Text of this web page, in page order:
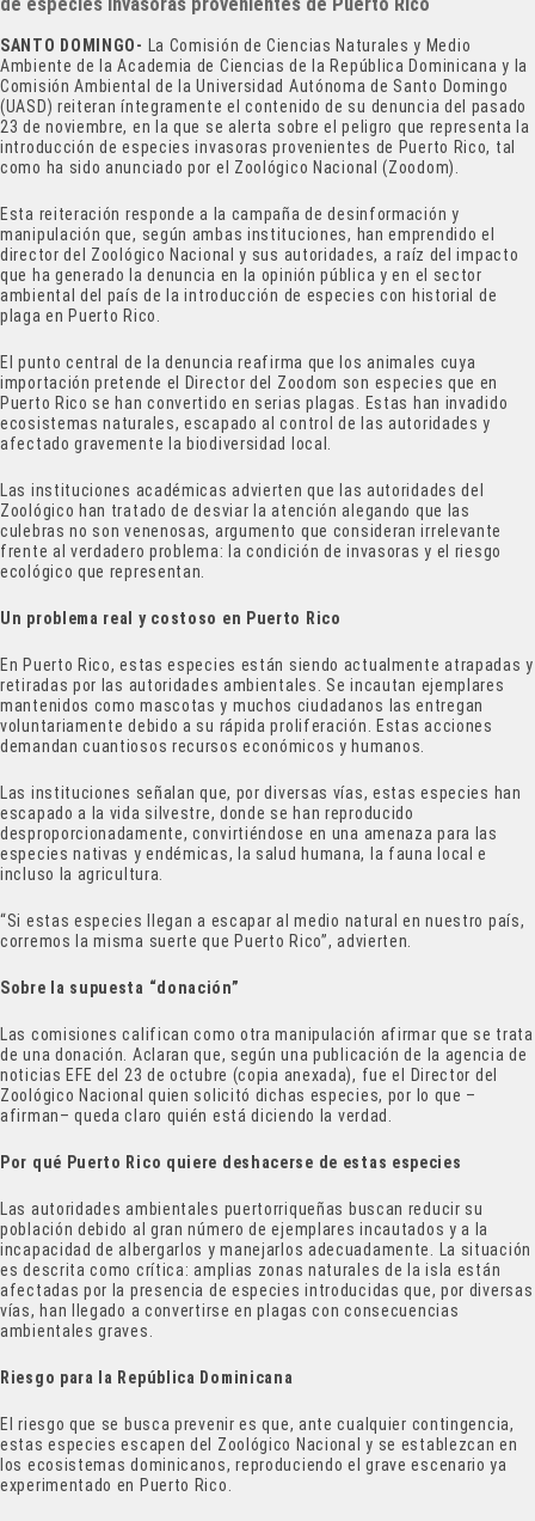
SANTO DOMINGO- La Comisión de Ciencias Naturales y Medio
Ambiente de la Academia de Ciencias de la República Dominicana y la
Comisión Ambiental de la Universidad Autónoma de Santo Domingo
(UASD) reiteran íntegramente el contenido de su denuncia del pasado
23 de noviembre, en la que se alerta sobre el peligro que representa la
introducción de especies invasoras provenientes de Puerto Rico, tal
como ha sido anunciado por el Zoológico Nacional (Zoodom).
Esta reiteración responde a la campaña de desinformación y
manipulación que, según ambas instituciones, han emprendido el
director del Zoológico Nacional y sus autoridades, a raíz del impacto
que ha generado la denuncia en la opinión pública y en el sector
ambiental del país de la introducción de especies con historial de
plaga en Puerto Rico.
El punto central de la denuncia reafirma que los animales cuya
importación pretende el Director del Zoodom son especies que en
Puerto Rico se han convertido en serias plagas. Estas han invadido
ecosistemas naturales, escapado al control de las autoridades y
afectado gravemente la biodiversidad local.
Las instituciones académicas advierten que las autoridades del
Zoológico han tratado de desviar la atención alegando que las
culebras no son venenosas, argumento que consideran irrelevante
frente al verdadero problema: la condición de invasoras y el riesgo
ecológico que representan.
Un problema real y costoso en Puerto Rico
En Puerto Rico, estas especies están siendo actualmente atrapadas y
retiradas por las autoridades ambientales. Se incautan ejemplares
mantenidos como mascotas y muchos ciudadanos las entregan
voluntariamente debido a su rápida proliferación. Estas acciones
demandan cuantiosos recursos económicos y humanos.
Las instituciones señalan que, por diversas vías, estas especies han
escapado a la vida silvestre, donde se han reproducido
desproporcionadamente, convirtiéndose en una amenaza para las
especies nativas y endémicas, la salud humana, la fauna local e
incluso la agricultura.
“Si estas especies llegan a escapar al medio natural en nuestro país,
corremos la misma suerte que Puerto Rico”, advierten.
Sobre la supuesta “donación”
Las comisiones califican como otra manipulación afirmar que se trata
de una donación. Aclaran que, según una publicación de la agencia de
noticias EFE del 23 de octubre (copia anexada), fue el Director del
Zoológico Nacional quien solicitó dichas especies, por lo que –
afirman– queda claro quién está diciendo la verdad.
Por qué Puerto Rico quiere deshacerse de estas especies
Las autoridades ambientales puertorriqueñas buscan reducir su
población debido al gran número de ejemplares incautados y a la
incapacidad de albergarlos y manejarlos adecuadamente. La situación
es descrita como crítica: amplias zonas naturales de la isla están
afectadas por la presencia de especies introducidas que, por diversas
vías, han llegado a convertirse en plagas con consecuencias
ambientales graves.
Riesgo para la República Dominicana
El riesgo que se busca prevenir es que, ante cualquier contingencia,
estas especies escapen del Zoológico Nacional y se establezcan en
los ecosistemas dominicanos, reproduciendo el grave escenario ya
experimentado en Puerto Rico.